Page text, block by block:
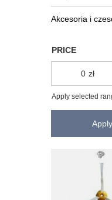
Akcesoria i
PRICE
zł
Apply selected